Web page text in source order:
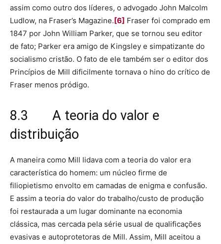
assim como outro dos líderes, o advogado John Malcolm
Ludlow, na Fraser’s Magazine.[6] Fraser foi comprado em
1847 por John William Parker, que se tornou seu editor
de fato; Parker era amigo de Kingsley e simpatizante do
socialismo cristão. O fato de ele também ser o editor dos
Princípios de Mill dificilmente tornava o hino do crítico de
Fraser menos pródigo.
8.3 A teoria do valor e
distribuição
A maneira como Mill lidava com a teoria do valor era
característica do homem: um núcleo firme de
filiopietismo envolto em camadas de enigma e confusão.
E assim a teoria do valor do trabalho/custo de produção
foi restaurada a um lugar dominante na economia
clássica, mas cercada pela série usual de qualificações
evasivas e autoprotetoras de Mill. Assim, Mill aceitou a